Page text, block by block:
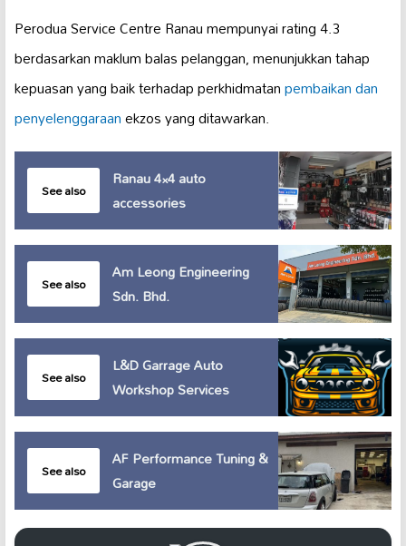
Perodua Service Centre Ranau mempunyai rating 4.3
berdasarkan maklum balas pelanggan, menunjukkan tahap
kepuasan yang baik terhadap perkhidmatanpembaikan dan
penyelenggaraanekzos yang ditawarkan.
See also
Ranau 4×4 auto
accessories
See also
Am Leong Engineering
Sdn. Bhd.
See also
L&D Garrage Auto
Workshop Services
See also
AF Performance Tuning &
Garage